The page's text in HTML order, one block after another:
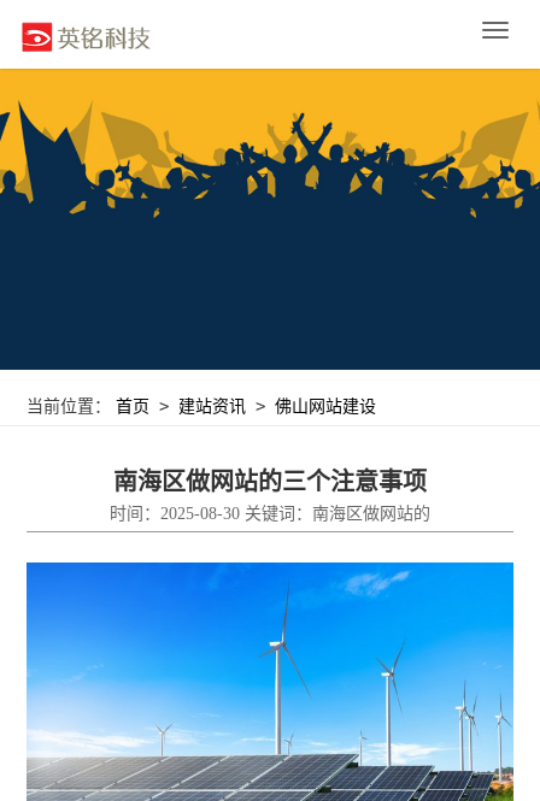
Toggle
当前位置：首页 >建站资讯 >佛山网站建设
南海区做网站的三个注意事项
时间：2025-08-30 关键词：南海区做网站的